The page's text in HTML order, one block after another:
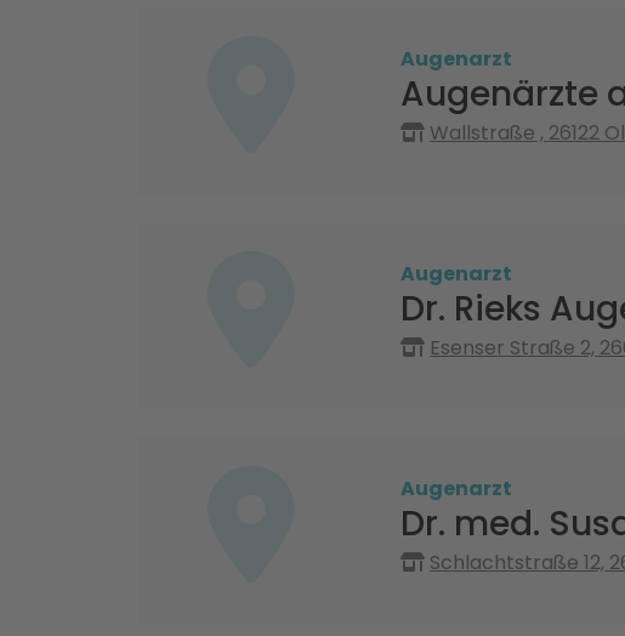
Augenarzt
Augenärzte
Wallstraße , 26122
Augenarzt
Dr. Rieks
Esenser Straße 2,
Augenarzt
Dr. med.
Schlachtstraße 12,